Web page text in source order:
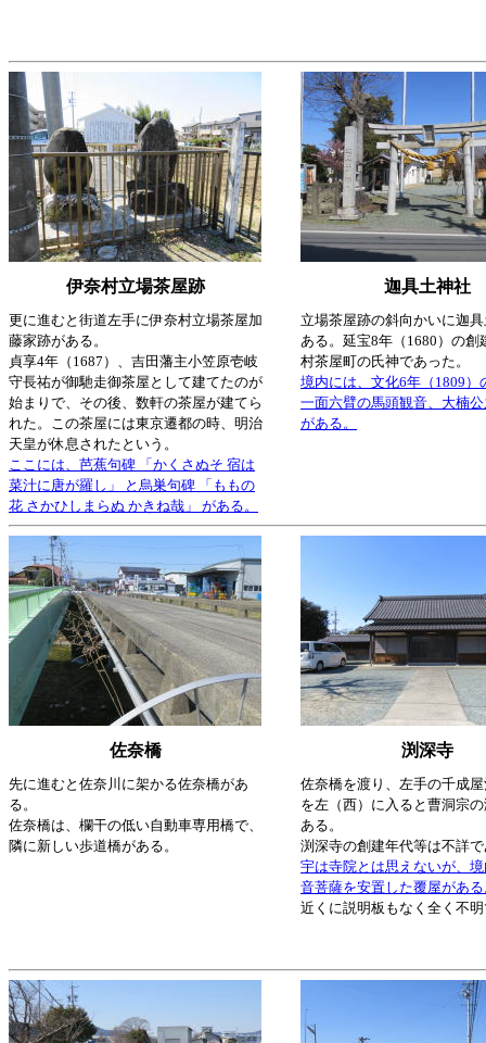
伊奈村立場茶屋跡 迦具土神社
更に進むと街道左手に伊奈村立場茶屋加
藤家跡がある。
貞享4年（1687）、吉田藩主小笠原壱岐
守長祐が御馳走御茶屋として建てたのが
始まりで、その後、数軒の茶屋が建てら
れた。この茶屋には東京遷都の時、明治
天皇が休息されたという。
ここには、芭蕉句碑 「かくさぬそ 宿は
菜汁に唐が羅し」 と烏巣句碑 「ももの
花 さかひしまらぬ かきね哉」 がある。
立場茶屋跡の斜向かいに迦
ある。延宝8年（1680）の創
村茶屋町の氏神であった。
境内には、文化6年（1809）
一面六臂の馬頭観音、大楠
がある。
佐奈橋 渕深寺
先に進むと佐奈川に架かる佐奈橋があ
る。
佐奈橋は、欄干の低い自動車専用橋で、
隣に新しい歩道橋がある。
佐奈橋を渡り、左手の千成
を左（西）に入ると曹洞宗
ある。
渕深寺の創建年代等は不詳
宇は寺院とは思えないが、
音菩薩を安置した覆屋があ
近くに説明板もなく全く不